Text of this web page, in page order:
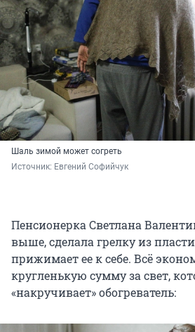
Шаль зимой может согреть
Источник: Евгений Софийчук
Пенсионерка Светлана
выше, сделала грелку из
прижимает ее к себе. Всё
кругленькую сумму за свет,
«накручивает» обогреватель: